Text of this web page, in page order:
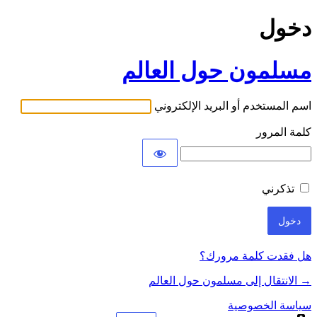
دخول
مسلمون حول العالم
اسم المستخدم أو البريد الإلكتروني
كلمة المرور
تذكرني
هل فقدت كلمة مرورك؟
→ الانتقال إلى مسلمون حول العالم
سياسة الخصوصية